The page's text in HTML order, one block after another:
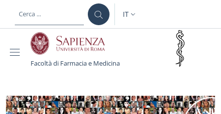
al contenuto principale
SELETTORE LINGUA:
IT
Facoltà di Farmacia e Medicina
Facoltà di Farmacia e